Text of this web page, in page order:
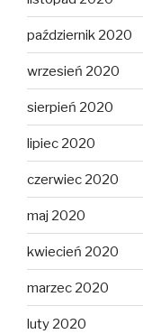
październik 2020
wrzesień 2020
sierpień 2020
lipiec 2020
czerwiec 2020
maj 2020
kwiecień 2020
marzec 2020
luty 2020